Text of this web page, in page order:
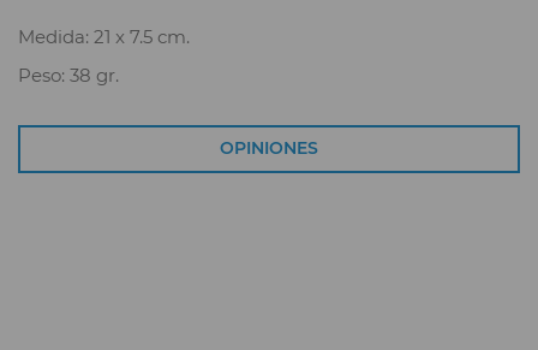
Medida: 21 x 7.5 cm.
Peso: 38 gr.
OPINIONES